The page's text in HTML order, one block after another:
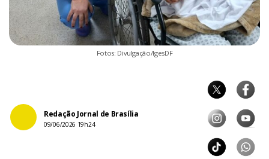
Fotos: Divulgação/IgesDF
Redação Jornal de Brasília
09/06/2026 19h24